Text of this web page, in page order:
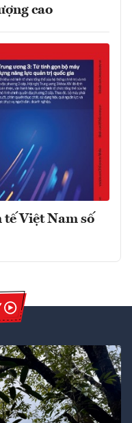
cao
Việt Nam số